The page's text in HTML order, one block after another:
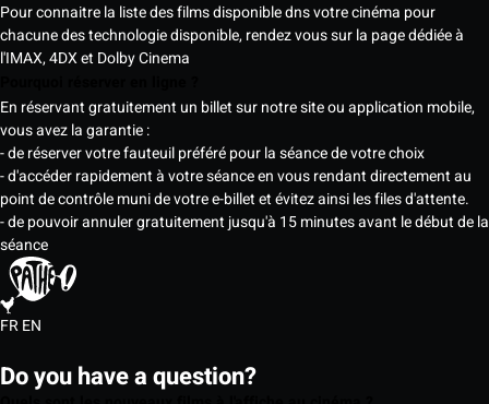
Pour connaitre la liste des films disponible dns votre cinéma pour
chacune des technologie disponible, rendez vous sur la page dédiée à
l'IMAX, 4DX et Dolby Cinema
En réservant gratuitement un billet sur notre site ou application mobile,
vous avez la garantie :
- de réserver votre fauteuil préféré pour la séance de votre choix
- d'accéder rapidement à votre séance en vous rendant directement au
point de contrôle muni de votre e-billet et évitez ainsi les files d'attente.
- de pouvoir annuler gratuitement jusqu'à 15 minutes avant le début de la
séance
FREN
Do you have a question?